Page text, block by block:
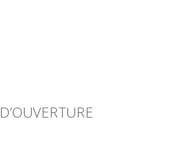
D’OUVERTURE